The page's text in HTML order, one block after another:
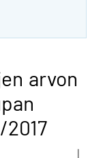
arvon